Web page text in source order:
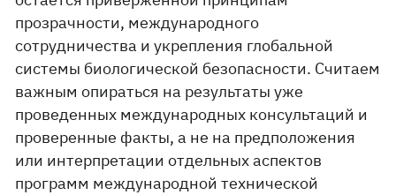
прозрачности, международного
сотрудничества и укрепления глобальной
системы биологической безопасности. Считаем
важным опираться на результаты уже
проведенных международных консультаций и
проверенные факты, а не на предположения
или интерпретации отдельных аспектов
программ международной технической